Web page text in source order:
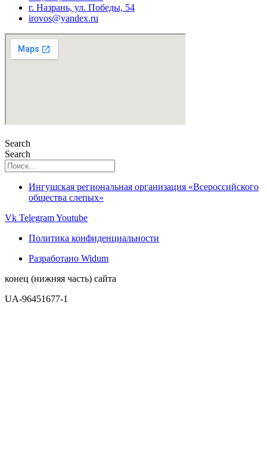
г. Назрань, ул. Победы, 54
irovos@yandex.ru
Search
Search
Ингушская региональная организация «Всероссийского
общества слепых»
Vk TelegramYoutube
Политика конфиденциальности
Разработано Widum
конец (нижняя часть) сайта
UA-96451677-1